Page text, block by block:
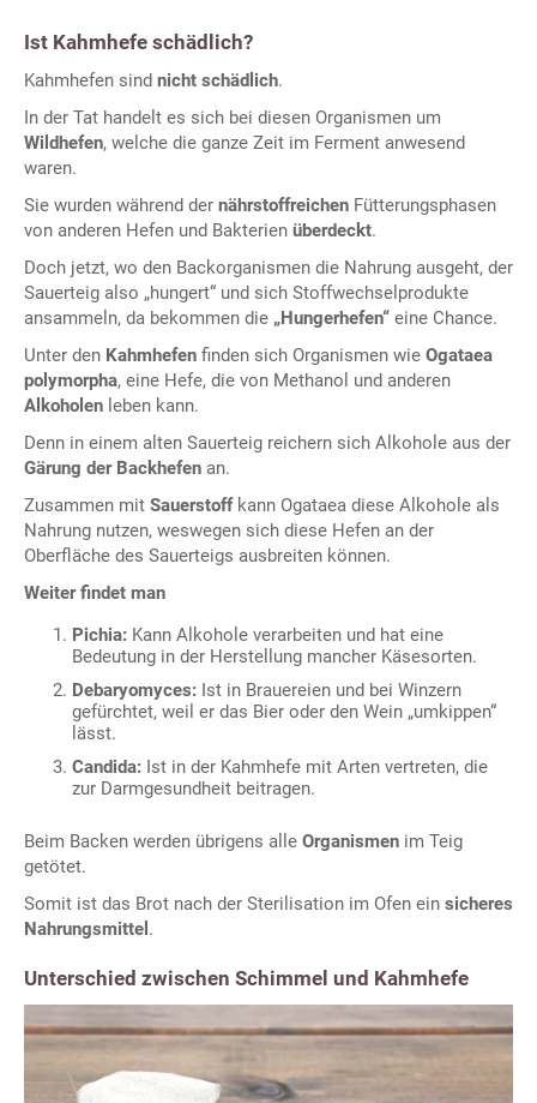
Ist Kahmhefe schädlich?
Kahmhefen sind nicht schädlich.
In der Tat handelt es sich bei diesen Organismen um
Wildhefen, welche die ganze Zeit im Ferment anwesend
waren.
Sie wurden während der nährstoffreichen Fütterungsphasen
von anderen Hefen und Bakterien überdeckt.
Doch jetzt, wo den Backorganismen die Nahrung ausgeht, der
Sauerteig also „hungert“ und sich Stoffwechselprodukte
ansammeln, da bekommen die „Hungerhefen“ eine Chance.
Unter den Kahmhefen finden sich Organismen wie Ogataea
polymorpha, eine Hefe, die von Methanol und anderen
Alkoholen leben kann.
Denn in einem alten Sauerteig reichern sich Alkohole aus der
Gärung der Backhefen an.
Zusammen mit Sauerstoffkann Ogataea diese Alkohole als
Nahrung nutzen, weswegen sich diese Hefen an der
Oberfläche des Sauerteigs ausbreiten können.
Weiter findet man
Pichia: Kann Alkohole verarbeiten und hat eine
Bedeutung in der Herstellung mancher Käsesorten.
Debaryomyces: Ist in Brauereien und bei Winzern
gefürchtet, weil er das Bier oder den Wein „umkippen“
lässt.
Candida: Ist in der Kahmhefe mit Arten vertreten, die
zur Darmgesundheit beitragen.
Beim Backen werden übrigens alle Organismen im Teig
getötet.
Somit ist das Brot nach der Sterilisation im Ofen ein sicheres
Nahrungsmittel .
Unterschied zwischen Schimmel und Kahmhefe